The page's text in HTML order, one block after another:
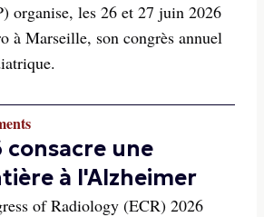
organise, les 26 et 27 juin 2026
à Marseille, son congrès annuel
consacre une
à l'Alzheimer
of Radiology (ECR) 2026